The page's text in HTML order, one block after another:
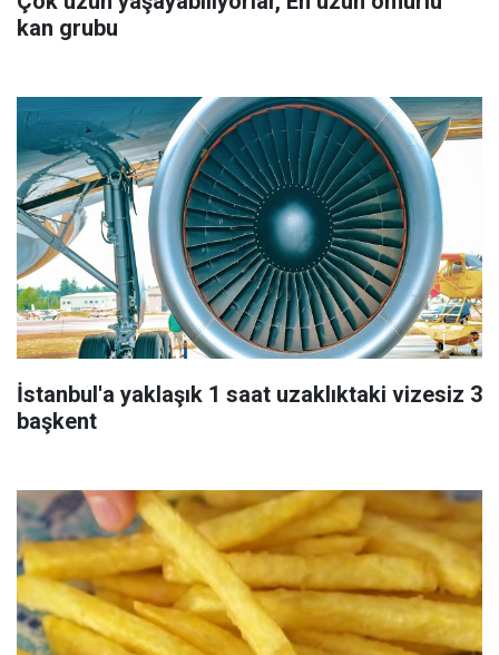
kan grubu
İstanbul'a yaklaşık 1 saat uzaklıktaki vizesiz 3
başkent